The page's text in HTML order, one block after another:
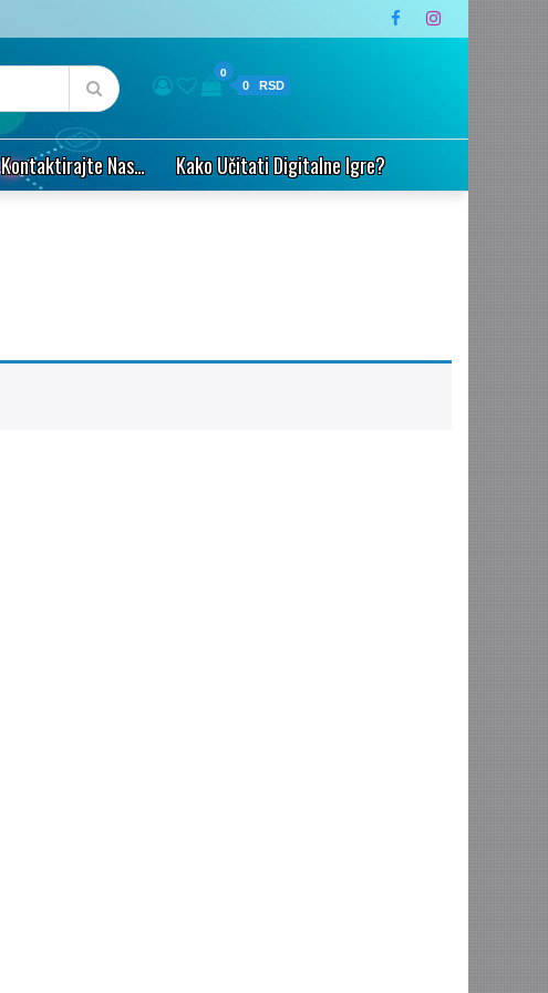
0
0
Kontaktirajte Nas… Kako Učitati Digitalne Igre?